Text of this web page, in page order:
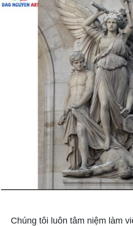
Chúng tôi luôn tâm niệm làm